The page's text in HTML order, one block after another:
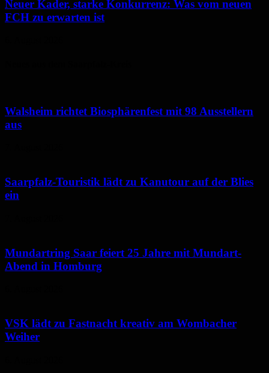
Neuer Kader, starke Konkurrenz: Was vom neuen
FCH zu erwarten ist
Walsheim richtet Biosphärenfest mit 98 Ausstellern
aus
Saarpfalz-Touristik lädt zu Kanutour auf der Blies
ein
Mundartring Saar feiert 25 Jahre mit Mundart-
Abend in Homburg
VSK lädt zu Fastnacht kreativ am Wombacher
Weiher